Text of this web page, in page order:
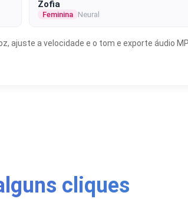
Zofia
Feminina Neural
ajuste a velocidade e o tom e exporte áudio
cliques